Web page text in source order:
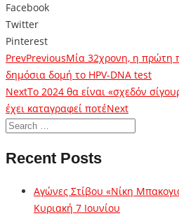
Facebook
Twitter
Pinterest
PrevPreviousΜία 32χρονη, η πρώτη
δημόσια δομή το HPV-DNA test
NextΤο 2024 θα είναι «σχεδόν
έχει καταγραφεί ποτέNext
Recent Posts
Αγώνες Στίβου «Νίκη
Κυριακή 7 Ιουνίου